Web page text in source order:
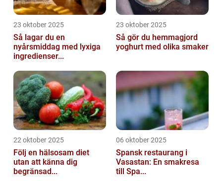
23 oktober 2025
Så lagar du en
nyårsmiddag med lyxiga
ingredienser...
23 oktober 2025
Så gör du hemmagjord
yoghurt med olika smaker
22 oktober 2025
Följ en hälsosam diet
utan att känna dig
begränsad...
06 oktober 2025
Spansk restaurang i
Vasastan: En smakresa
till Spa...